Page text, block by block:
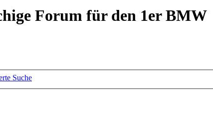
Forum für den 1er BMW
Suche